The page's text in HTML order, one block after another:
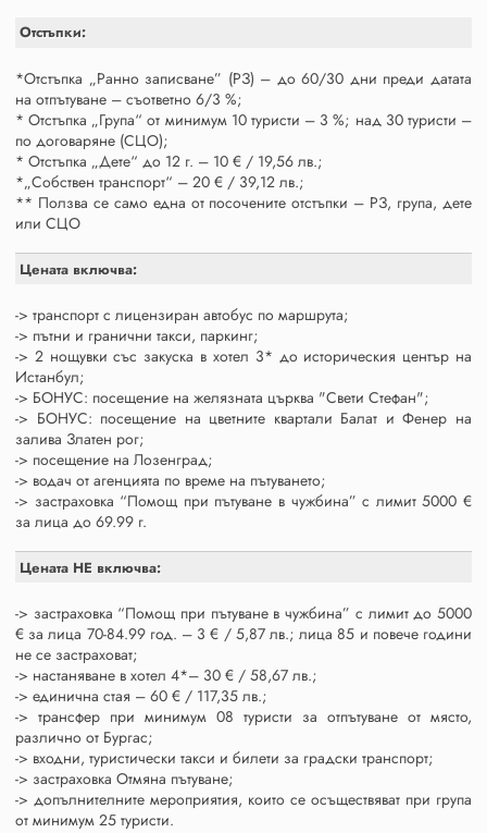
Отстъпки:
*Отстъпка „Ранно записване” (РЗ) – до 60/30 дни преди датата
на отпътуване – съответно 6/3 %;
* Отстъпка „Група“ от минимум 10 туристи – 3 %; над 30 туристи –
по договаряне (СЦО);
* Отстъпка „Дете“ до 12 г. – 10 € / 19,56 лв.;
*„Собствен транспорт“ – 20 € / 39,12 лв.;
** Ползва се само една от посочените отстъпки – РЗ, група, дете
или СЦО
Цената включва:
-> транспорт с лицензиран автобус по маршрута;
-> пътни и гранични такси, паркинг;
-> 2 нощувки със закуска в хотел 3* до историческия център на
Истанбул;
-> БОНУС: посещение на желязната църква "Свети Стефан";
-> БОНУС: посещение на цветните квартали Балат и Фенер на
залива Златен рог;
-> посещение на Лозенград;
-> водач от агенцията по време на пътуването;
-> застраховка “Помощ при пътуване в чужбина” с лимит 5000 €
за лица до 69.99 г.
Цената НЕ включва:
-> застраховка “Помощ при пътуване в чужбина” с лимит до 5000
€ за лица 70-84.99 год. – 3 € / 5,87 лв.; лица 85 и повече години
не се застраховат;
-> настаняване в хотел 4*– 30 € / 58,67 лв.;
-> единична стая – 60 € / 117,35 лв.;
-> трансфер при минимум 08 туристи за отпътуване от място,
различно от Бургас;
-> входни, туристически такси и билети за градски транспорт;
-> застраховка Отмяна пътуване;
-> допълнителните мероприятия, които се осъществяват при група
от минимум 25 туристи.